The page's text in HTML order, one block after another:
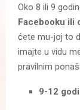
Oko 8 ili 9
Facebooku ili
ćete mu-joj to
imajte u vidu
pravilnim
9-12